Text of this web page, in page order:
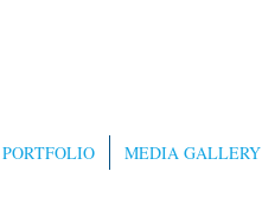
PORTFOLIO MEDIA GALLERY